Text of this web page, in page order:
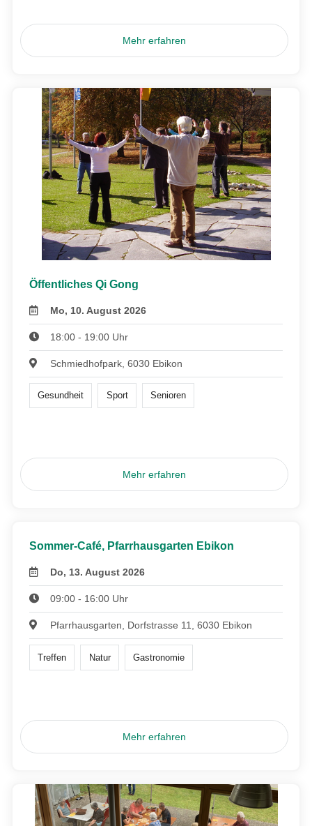
Mehr erfahren
Öffentliches Qi Gong
Mo, 10. August 2026
18:00 - 19:00 Uhr
Schmiedhofpark, 6030 Ebikon
Gesundheit Sport Senioren
Mehr erfahren
Sommer-Café, Pfarrhausgarten Ebikon
Do, 13. August 2026
09:00 - 16:00 Uhr
Pfarrhausgarten, Dorfstrasse 11, 6030 Ebikon
Treffen Natur Gastronomie
Mehr erfahren